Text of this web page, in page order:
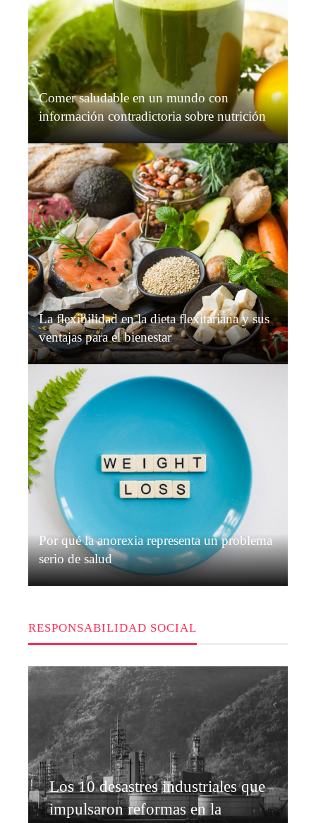
Comer saludable en un mundo con
información contradictoria sobre nutrición
La flexibilidad en la dieta flexitariana y sus
ventajas para el bienestar
Grace O’Connor Hace 2 semanas
Por qué la anorexia representa un problema
serio de salud
RESPONSABILIDAD SOCIAL
Los 10 desastres industriales que
impulsaron reformas en la